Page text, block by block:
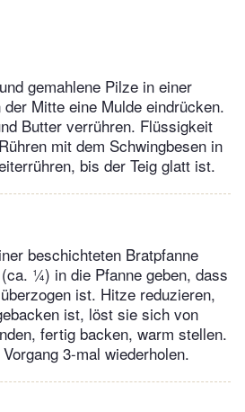
gemahlene Pilze in einer
Mitte eine Mulde eindrücken.
Butter verrühren. Flüssigkeit
mit dem Schwingbesen in
bis der Teig glatt ist.
beschichteten Bratpfanne
¼) in die Pfanne geben, dass
ist. Hitze reduzieren,
ist, löst sie sich von
fertig backen, warm stellen.
3-mal wiederholen.